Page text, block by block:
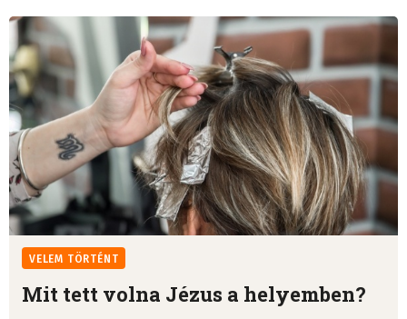
VELEM TÖRTÉNT
Mit tett volna Jézus a helyemben?